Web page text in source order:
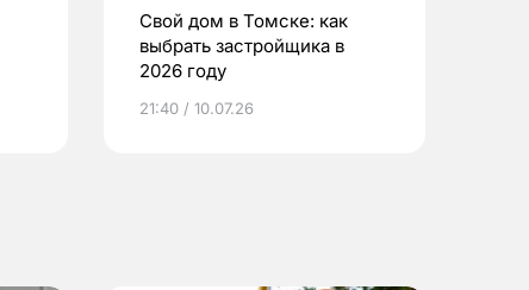
Свой дом в Томске: как
выбрать застройщика в
2026 году
21:40 / 10.07.26